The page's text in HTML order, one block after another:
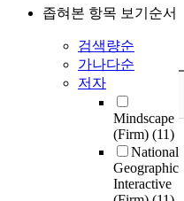
좁혀본 항목 보기순서
검색량순
가나다순
저자
Mindscape
(Firm) (11)
National
Geographic
Interactive